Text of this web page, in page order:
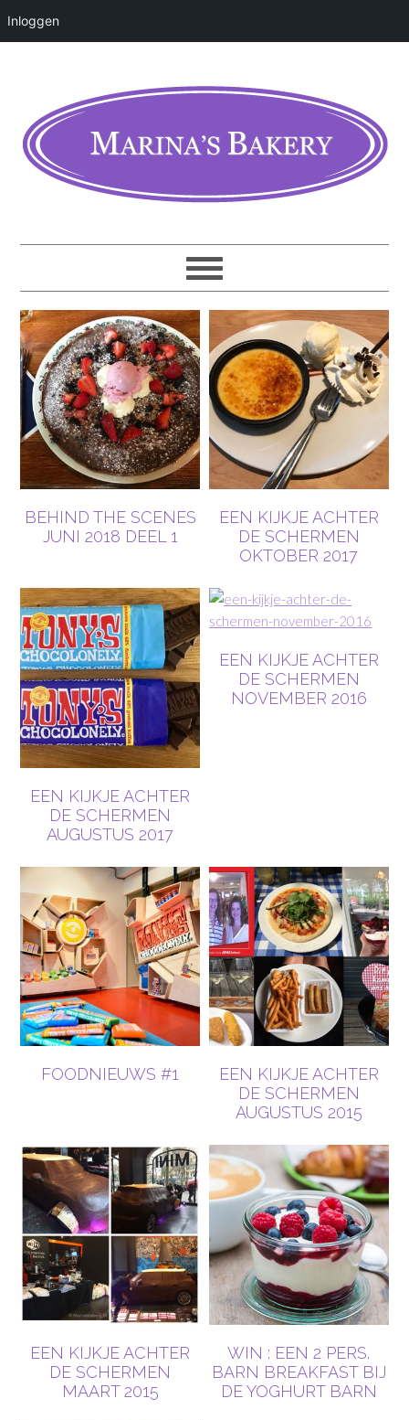
Inloggen
BEHIND THE SCENES
JUNI 2018 DEEL 1
EEN KIJKJE ACHTER
DE SCHERMEN
OKTOBER 2017
EEN KIJKJE ACHTER
DE SCHERMEN
AUGUSTUS 2017
EEN KIJKJE ACHTER
DE SCHERMEN
NOVEMBER 2016
FOODNIEUWS #1
EEN KIJKJE ACHTER
DE SCHERMEN
AUGUSTUS 2015
EEN KIJKJE ACHTER
DE SCHERMEN
MAART 2015
WIN : EEN 2 PERS.
BARN BREAKFAST BIJ
DE YOGHURT BARN